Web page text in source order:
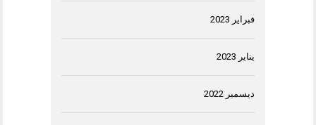
فبراير 2023
يناير 2023
ديسمبر 2022